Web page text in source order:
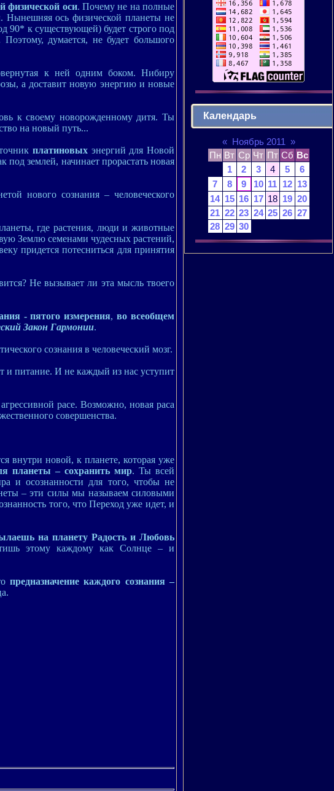
физической оси. Почему не на полные
Нынешняя ось физической планеты не
90* к существующей) будет строго под
думается, не будет большого
к ней одним боком. Нибиру
а доставит новую энергию и новые
к своему новорожденному дитя. Ты
на новый путь...
платиновыхэнергий для Новой
землей, начинает прорастать новая
нового сознания – человеческого
где растения, люди и животные
Землю семенами чудесных растений,
придется потесниться для принятия
Не вызывает ли эта мысль твоего
- пятого измерения,во всеобщем
Закон Гармонии.
сознания в человеческий мозг.
и питание. И не каждый из нас уступит
расе. Возможно, новая раса
совершенства.
внутри новой, к планете, которая уже
планеты – сохранить мир. Ты всей
и осознанности для того, чтобы не
– эти силы мы называем силовыми
того, что Переход уже идет, и
на планету Радость и Любовь
этому каждому как Солнце – и
предназначение каждого сознания –
Календарь
« Ноябрь 2011 »
Пн Вт Ср Чт Пт Сб Вс
1
2 3 4 5
6
7
8 9 10 11 12 13
14 15 16 17 18 19 20
21 22 23 24 25 26 27
28 29 30